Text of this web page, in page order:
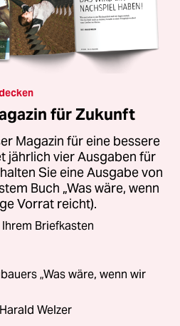
für Zukunft
Magazin für eine bessere
jährlich vier Ausgaben für
Sie eine Ausgabe von
Buch „Was wäre, wenn
Vorrat reicht).
Briefkasten
„Was wäre, wenn wir
Welzer